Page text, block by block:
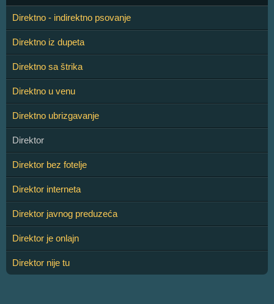
Direktno - indirektno psovanje
Direktno iz dupeta
Direktno sa štrika
Direktno u venu
Direktno ubrizgavanje
Direktor
Direktor bez fotelje
Direktor interneta
Direktor javnog preduzeća
Direktor je onlajn
Direktor nije tu